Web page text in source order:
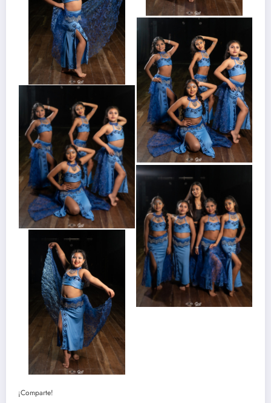
¡Comparte!